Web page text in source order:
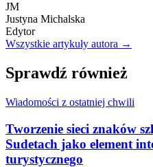
JM
Justyna Michalska
Edytor
Wszystkie artykuły autora →
Sprawdź również
Wiadomości z ostatniej chwili
Tworzenie sieci znaków
Sudetach jako element
turystycznego